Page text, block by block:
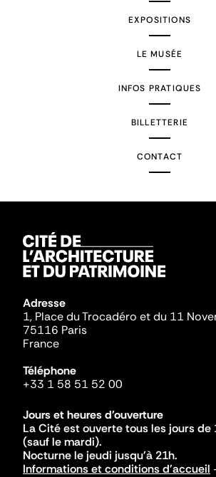
EXPOSITIONS
LE MUSÉE
INFOS PRATIQUES
BILLETTERIE
CONTACT
Adresse
1, Place du Trocadéro et du 11
75116 Paris
France
Téléphone
+33 1 58 51 52 00
Jours et heures d'ouverture
La Cité est ouverte tous les jours de
(sauf le mardi).
Nocturne le jeudi jusqu'à 21h.
Informations et conditions d'accueil